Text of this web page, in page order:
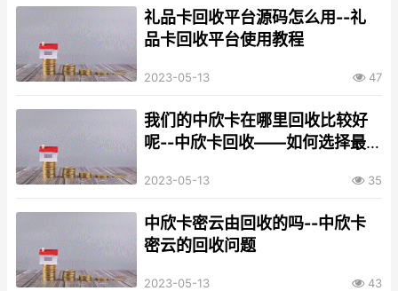
礼品卡回收平台源码怎么用--礼
品卡回收平台使用教程
2023-05-13 47
我们的中欣卡在哪里回收比较好
呢--中欣卡回收——如何选择最
2023-05-13 35
中欣卡密云由回收的吗--中欣卡
密云的回收问题
2023-05-13 43